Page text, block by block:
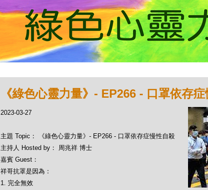
《綠色心靈力量》- EP266 - 口罩依存
2023-03-27
主題 Topic： 《綠色心靈力量》- EP266 - 口罩依存症慢性自殺
主持人 Hosted by： 周兆祥 博士
嘉賓 Guest：
祥哥抗罩是因為：
1. 完全無效